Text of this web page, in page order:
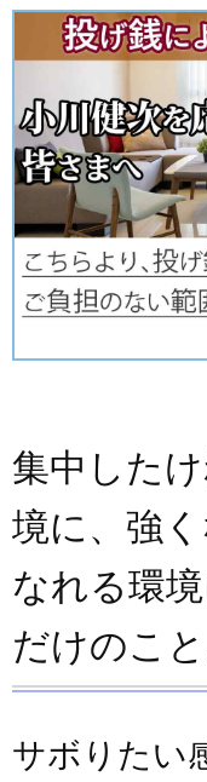
集中した
境に、強
なれる環
だけのこと
サボりたい